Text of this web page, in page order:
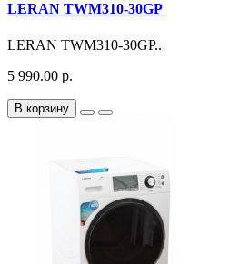
LERAN TWM310-30GP
LERAN TWM310-30GP..
5 990.00 р.
В корзину